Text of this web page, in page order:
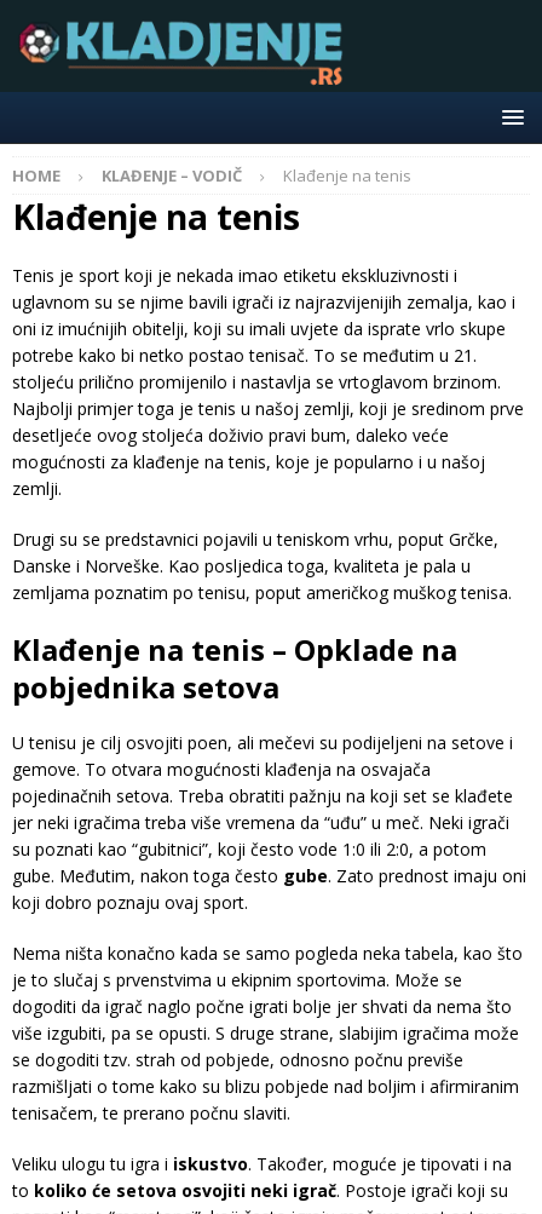
HOME KLAĐENJE – VODIČ Klađenje na tenis
Klađenje na tenis
Tenis je sport koji je nekada imao etiketu ekskluzivnosti i
uglavnom su se njime bavili igrači iz najrazvijenijih zemalja, kao i
oni iz imućnijih obitelji, koji su imali uvjete da isprate vrlo skupe
potrebe kako bi netko postao tenisač. To se međutim u 21.
stoljeću prilično promijenilo i nastavlja se vrtoglavom brzinom.
Najbolji primjer toga je tenis u našoj zemlji, koji je sredinom prve
desetljeće ovog stoljeća doživio pravi bum, daleko veće
mogućnosti za klađenje na tenis, koje je popularno i u našoj
zemlji.
Drugi su se predstavnici pojavili u teniskom vrhu, poput Grčke,
Danske i Norveške. Kao posljedica toga, kvaliteta je pala u
zemljama poznatim po tenisu, poput američkog muškog tenisa.
Klađenje na tenis – Opklade na
pobjednika setova
U tenisu je cilj osvojiti poen, ali mečevi su podijeljeni na setove i
gemove. To otvara mogućnosti klađenja na osvajača
pojedinačnih setova. Treba obratiti pažnju na koji set se klađete
jer neki igračima treba više vremena da “uđu” u meč. Neki igrači
su poznati kao “gubitnici”, koji često vode 1:0 ili 2:0, a potom
gube. Međutim, nakon toga često gube. Zato prednost imaju oni
koji dobro poznaju ovaj sport.
Nema ništa konačno kada se samo pogleda neka tabela, kao što
je to slučaj s prvenstvima u ekipnim sportovima. Može se
dogoditi da igrač naglo počne igrati bolje jer shvati da nema što
više izgubiti, pa se opusti. S druge strane, slabijim igračima može
se dogoditi tzv. strah od pobjede, odnosno počnu previše
razmišljati o tome kako su blizu pobjede nad boljim i afirmiranim
tenisačem, te prerano počnu slaviti.
Veliku ulogu tu igra i iskustvo. Također, moguće je tipovati i na
to koliko će setova osvojiti neki igrač. Postoje igrači koji su